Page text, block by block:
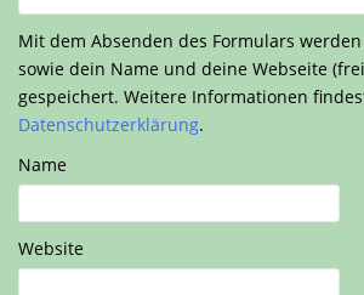
Mit dem Absenden des Formulars
sowie dein Name und deine Webseite
gespeichert. Weitere Informationen
Datenschutzerklärung.
Name
Website